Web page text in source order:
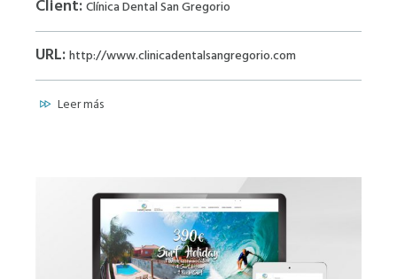
Client:Clínica Dental San Gregorio
URL:http://www.clinicadentalsangregorio.com
Leer más